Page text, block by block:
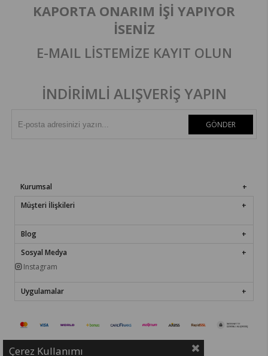
KAPORTA ONARIM İŞİ YAPIYOR
İSENİZ
E-MAIL LİSTEMİZE KAYIT OLUN
İNDİRİMLİ ALIŞVERİŞ YAPIN
GÖNDER
Kurumsal
Müşteri İlişkileri
Blog
Sosyal Medya
Instagram
Uygulamalar
Çerez Kullanımı